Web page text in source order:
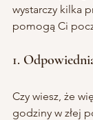
wystarczy kilka
pomogą Ci
1.
Czy wiesz, że
godziny w złej